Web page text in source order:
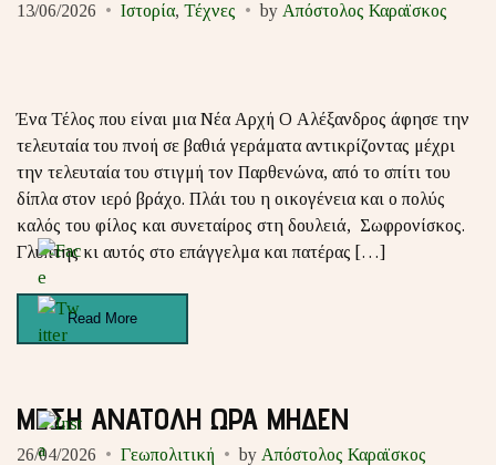
13/06/2026 Ιστορία, Τέχνες by Απόστολος Καραϊσκος
Ένα Τέλος που είναι μια Νέα Αρχή Ο Αλέξανδρος άφησε την
τελευταία του πνοή σε βαθιά γεράματα αντικρίζοντας μέχρι
την τελευταία του στιγμή τον Παρθενώνα, από το σπίτι του
δίπλα στον ιερό βράχο. Πλάι του η οικογένεια και ο πολύς
καλός του φίλος και συνεταίρος στη δουλειά, Σωφρονίσκος.
Γλύπτης κι αυτός στο επάγγελμα και πατέρας […]
Read More
ΜΕΣΗ ΑΝΑΤΟΛΗ ΩΡΑ ΜΗΔΕΝ
26/04/2026 Γεωπολιτική by Απόστολος Καραϊσκος